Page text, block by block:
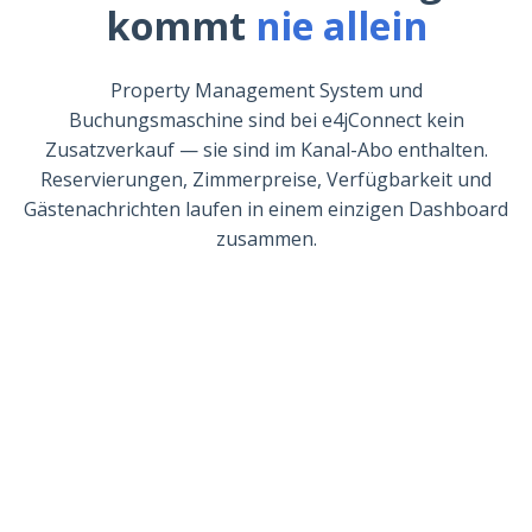
kommt nie allein
Property Management System und
Buchungsmaschine sind bei e4jConnect kein
Zusatzverkauf — sie sind im Kanal-Abo enthalten.
Reservierungen, Zimmerpreise, Verfügbarkeit und
Gästenachrichten laufen in einem einzigen Dashboard
zusammen.